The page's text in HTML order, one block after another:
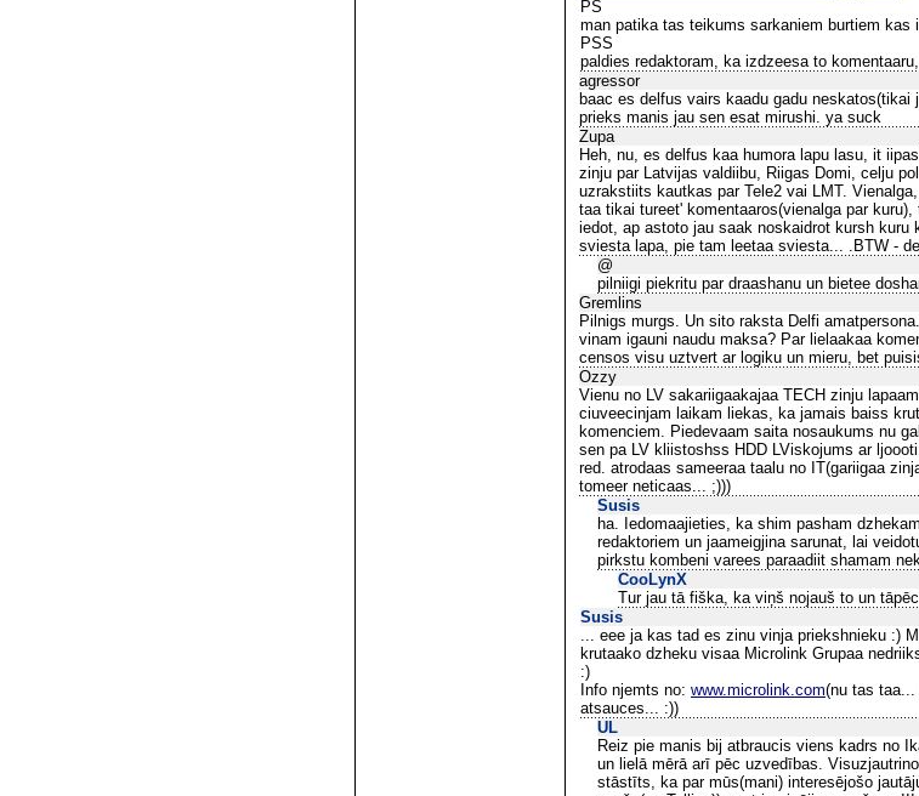
PS
man patika tas teikums sarkaniem burtiem kas
PSS
paldies redaktoram, ka izdzeesa to
agressor
baac es delfus vairs kaadu gadu
prieks manis jau sen esat mirushi. ya suck
Zupa
Heh, nu, es delfus kaa humora lapu lasu, it
zinju par Latvijas valdiibu, Riigas Domi, celju
uzrakstiits kautkas par Tele2 vai LMT.
taa tikai tureet' komentaaros(vienalga par
iedot, ap astoto jau saak noskaidrot kursh kuru
sviesta lapa, pie tam leetaa sviesta... .BTW -
@
pilniigi piekritu par draashanu un bietee
Gremlins
Pilnigs murgs. Un sito raksta Delfi
vinam igauni naudu maksa? Par lielaakaa
censos visu uztvert ar logiku un mieru, bet
Ozzy
Vienu no LV sakariigaakajaa TECH zinju
ciuveecinjam laikam liekas, ka jamais baiss
komenciem. Piedevaam saita nosaukums nu
sen pa LV kliistoshss HDD LViskojums ar
red. atrodaas sameeraa taalu no IT(gariigaa
tomeer neticaas... ;)))
Susis
ha. Iedomaajieties, ka shim pasham
redaktoriem un jaameigjina sarunat, lai
pirkstu kombeni varees paraadiit shamam
CooLynX
Tur jau tā fiška, ka viņš nojauš to un
Susis
... eee ja kas tad es zinu vinja priekshnieku :)
krutaako dzheku visaa Microlink Grupaa
:)
Info njemts no: www.microlink.com(nu tas taa...
atsauces... :))
UL
Reiz pie manis bij atbraucis viens kadrs no
un lielā mērā arī pēc uzvedības.
stāstīts, ka par mūs(mani) interesējošo